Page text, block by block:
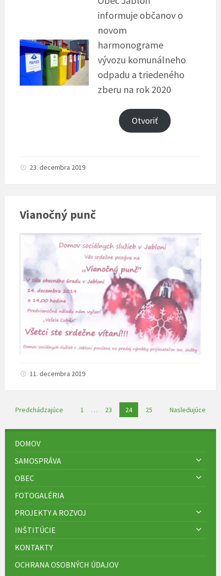
informuje občanov o
novom
harmonograme
vývozu komunálneho
odpadu a triedeného
zberu na rok 2020
Otvoriť
23. decembra 2019
Vianočný punč
11. decembra 2019
Navigácia
článkoch
Predchádzajúce 1 … 23 24 25 Nasledujúce
DOMOV
SAMOSPRÁVA
OBEC
FOTOGALÉRIA
PROJEKTY A ROZVOJ
INŠTITÚCIE
KONTAKTY
OCHRANA OSOBNÝCH ÚDAJOV